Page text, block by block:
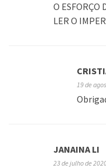
O ESFORÇO
LER O
19 de
JANAINA LI
23 de julho de